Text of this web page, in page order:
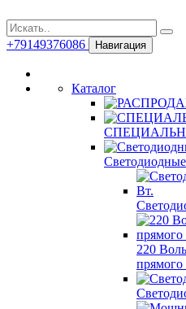
+79149376086 Навигация
Каталог
220